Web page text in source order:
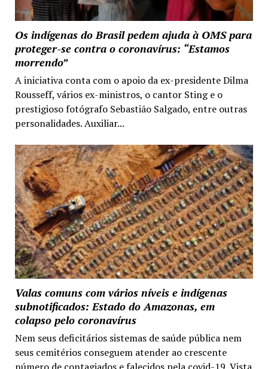
Os indígenas do Brasil pedem ajuda à OMS para
proteger-se contra o coronavírus: “Estamos
morrendo”
A iniciativa conta com o apoio da ex-presidente Dilma
Rousseff, vários ex-ministros, o cantor Sting e o
prestigioso fotógrafo Sebastião Salgado, entre outras
personalidades. Auxiliar...
Valas comuns com vários níveis e indígenas
subnotificados: Estado do Amazonas, em
colapso pelo coronavírus
Nem seus deficitários sistemas de saúde pública nem
seus cemitérios conseguem atender ao crescente